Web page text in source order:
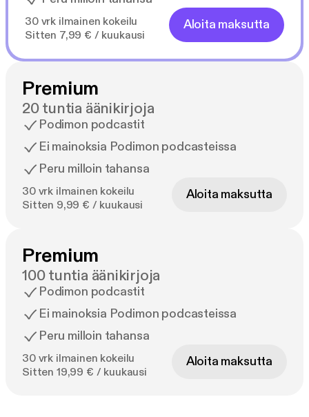
30 vrk ilmainen kokeilu
Sitten 7,99 € / kuukausi
Aloita maksutta
Premium
20 tuntia äänikirjoja
Podimon podcastit
Ei mainoksia Podimon podcasteissa
Peru milloin tahansa
30 vrk ilmainen kokeilu
Sitten 9,99 € / kuukausi
Aloita maksutta
Premium
100 tuntia äänikirjoja
Podimon podcastit
Ei mainoksia Podimon podcasteissa
Peru milloin tahansa
30 vrk ilmainen kokeilu
Sitten 19,99 € / kuukausi
Aloita maksutta